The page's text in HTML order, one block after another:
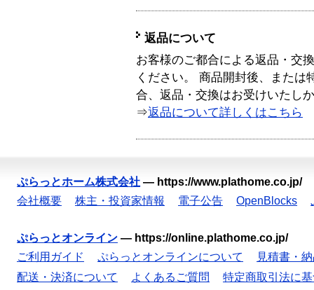
返品について
お客様のご都合による返品・交
ください。 商品開封後、または
合、返品・交換はお受けいたし
⇒返品について詳しくはこちら
ぷらっとホーム株式会社 — https://www.plathome.co.jp/
会社概要
株主・投資家情報 電子公告 OpenBlocks
ぷらっとオンライン — https://online.plathome.co.jp/
ご利用ガイド
ぷらっとオンラインについて
見積書・
配送・決済について
よくあるご質問
特定商取引法に